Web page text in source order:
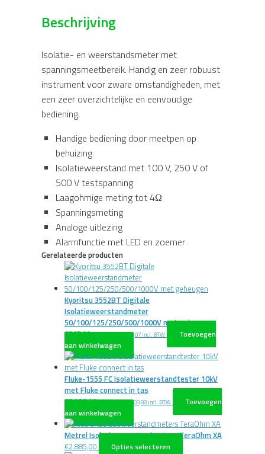
Beschrijving
Isolatie- en weerstandsmeter met
spanningsmeetbereik. Handig en zeer robuust
instrument voor zware omstandigheden, met
een zeer overzichtelijke en eenvoudige
bediening.
Handige bediening door meetpen op
behuizing
Isolatieweerstand met 100 V, 250 V of
500 V testspanning
Laagohmige meting tot 4Ω
Spanningsmeting
Analoge uitlezing
Alarmfunctie met LED en zoemer
Gerelateerde producten
Kyoritsu 3552BT Digitale
Isolatieweerstandmeter
50/100/125/250/500/1000V met geheugen
€867,00 excl. BTW€1.049,07 incl. BTW
Toevoegen
aan winkelwagen
Fluke-1555 FC Isolatieweerstandtester 10kV
met Fluke connect in tas
€7.028,00 excl. BTW€8.503,88 incl. BTW
Toevoegen
aan winkelwagen
Metrel Isolatieweerstandmeters TeraOhm XA
€2.885,00 Opties selecteren